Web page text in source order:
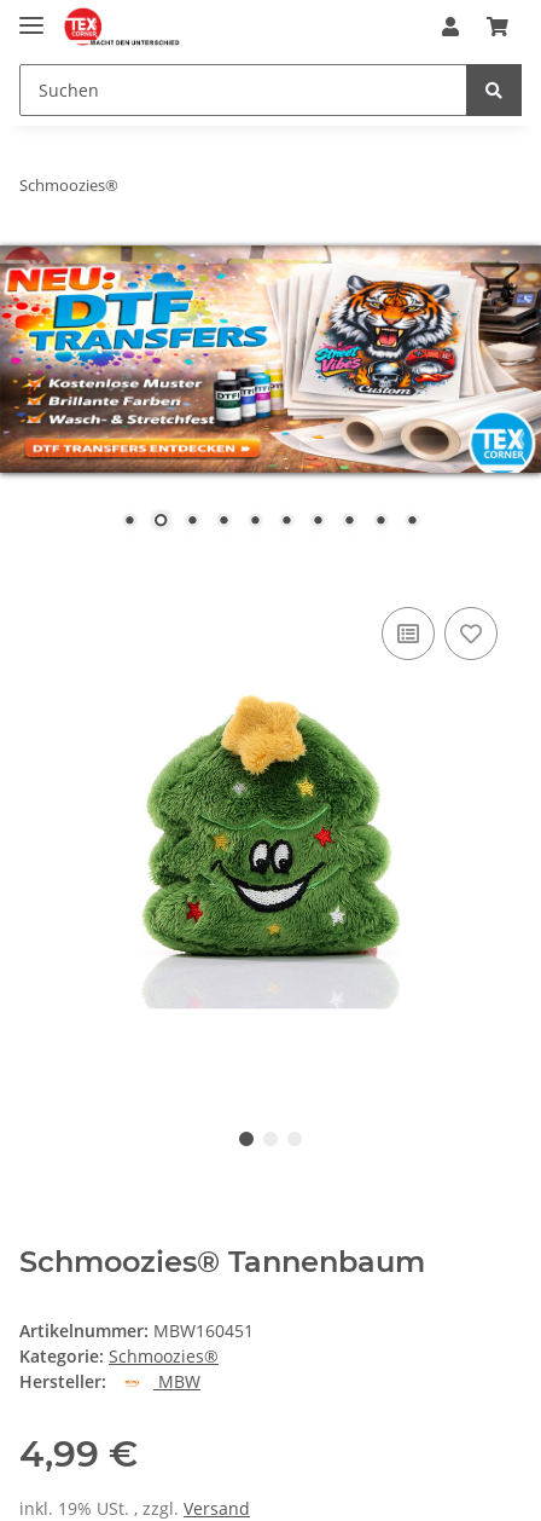
Schmoozies®
Schmoozies® Tannenbaum
Artikelnummer: MBW160451
Kategorie: Schmoozies®
Hersteller:
MBW
4,99 €
inkl. 19% USt. , zzgl. Versand